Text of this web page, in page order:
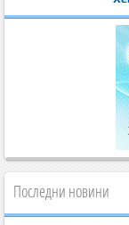
Последни новини